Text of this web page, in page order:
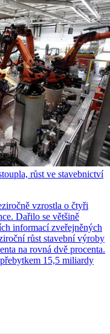
růst ve stavebnictví
vzrostla o čtyři
Dařilo se většině
informací zveřejněných
růst stavební výroby
na rovná dvě procenta.
15,5 miliardy